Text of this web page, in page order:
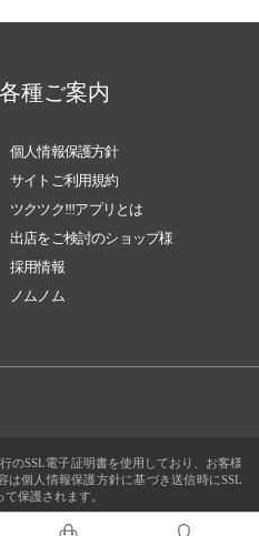
種ご案内
個人情報保護方針
サイトご利用規約
ツクツク!!!アプリとは
出店をご検討のショップ様
採用情報
ノムノム
のSSL電子証明書を使用しており、お客様
は個人情報保護方針に基づき送信時にSSL
保護されます。